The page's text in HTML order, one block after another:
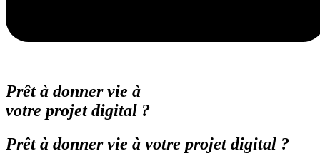
Prêt à donner vie à
votre projet digital ?
Prêt à donner vie à votre projet digital ?